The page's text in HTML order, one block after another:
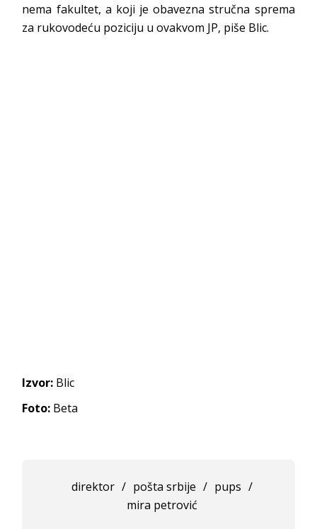
nema fakultet, a koji je obavezna stručna sprema
za rukovodeću poziciju u ovakvom JP, piše Blic.
Izvor: Blic
Foto: Beta
direktor / pošta srbije / pups /
mira petrović